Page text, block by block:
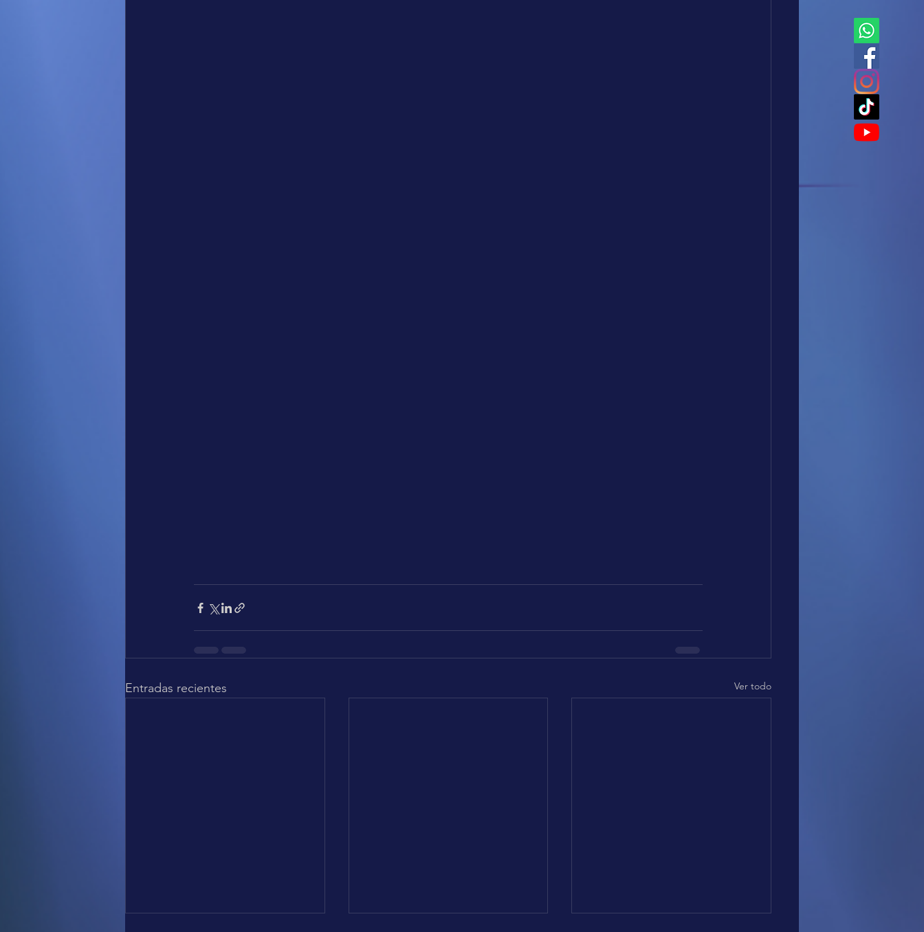
Entradas recientes Ver todo